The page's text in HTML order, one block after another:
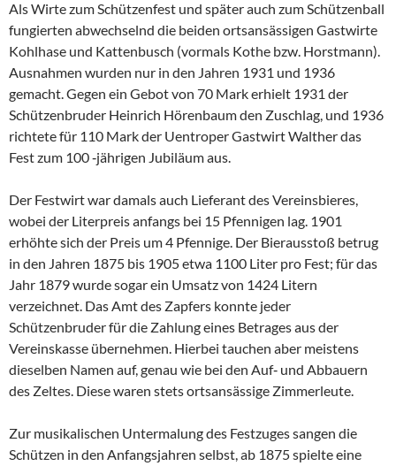
Als Wirte zum Schützenfest und später auch zum Schützenball
fungierten abwechselnd die beiden ortsansässigen Gastwirte
Kohlhase und Kattenbusch (vormals Kothe bzw. Horstmann).
Ausnahmen wurden nur in den Jahren 1931 und 1936
gemacht. Gegen ein Gebot von 70 Mark erhielt 1931 der
Schützenbruder Heinrich Hörenbaum den Zuschlag, und 1936
richtete für 110 Mark der Uentroper Gastwirt Walther das
Fest zum 100 ‑jährigen Jubiläum aus.
Der Festwirt war damals auch Lieferant des Vereinsbieres,
wobei der Literpreis anfangs bei 15 Pfennigen lag. 1901
erhöhte sich der Preis um 4 Pfennige. Der Bierausstoß betrug
in den Jahren 1875 bis 1905 etwa 1100 Liter pro Fest; für das
Jahr 1879 wurde sogar ein Umsatz von 1424 Litern
verzeichnet. Das Amt des Zapfers konnte jeder
Schützenbruder für die Zahlung eines Betrages aus der
Vereinskasse übernehmen. Hierbei tauchen aber meistens
dieselben Namen auf, genau wie bei den Auf‑ und Abbauern
des Zeltes. Diese waren stets ortsansässige Zimmerleute.
Zur musikalischen Untermalung des Festzuges sangen die
Schützen in den Anfangsjahren selbst, ab 1875 spielte eine